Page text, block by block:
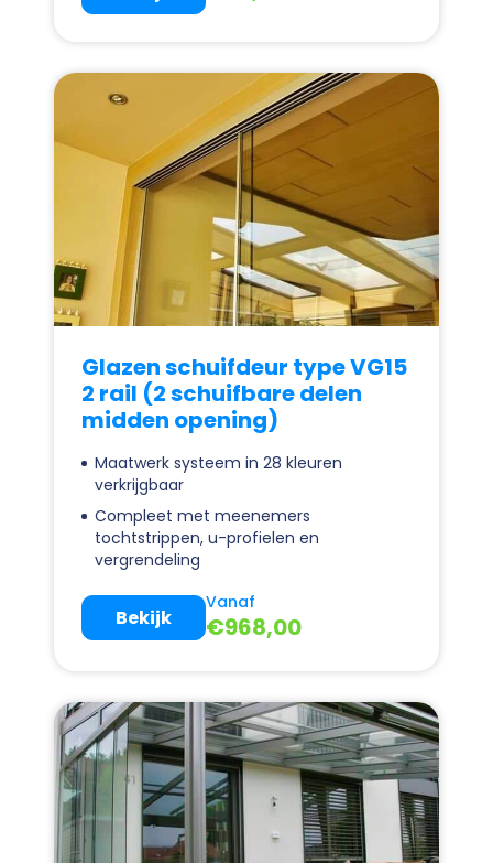
Glazen schuifdeur type VG15
2 rail (2 schuifbare delen
midden opening)
Maatwerk systeem in 28 kleuren
verkrijgbaar
Compleet met meenemers
tochtstrippen, u-profielen en
vergrendeling
Vanaf
€968,00
Bekijk